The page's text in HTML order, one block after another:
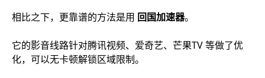
相比之下，更靠谱的方法是用 回国加速器。
它的影音线路针对腾讯视频、爱奇艺、芒果TV 等做了优
化，可以无卡顿解锁区域限制。